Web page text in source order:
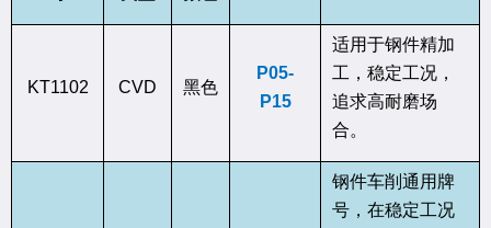
KT1102 CVD 黑色
P05-
P15
适用于钢件精加
工，稳定工况，
追求高耐磨场
合。
钢件车削通用牌
号，在稳定工况